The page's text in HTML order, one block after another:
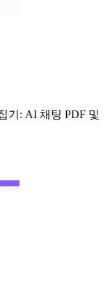
기: AI 채팅 PDF 및